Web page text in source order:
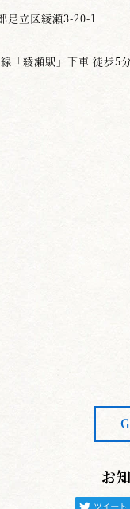
足立区綾瀬3-20-1
「綾瀬駅」下車 徒歩5
お